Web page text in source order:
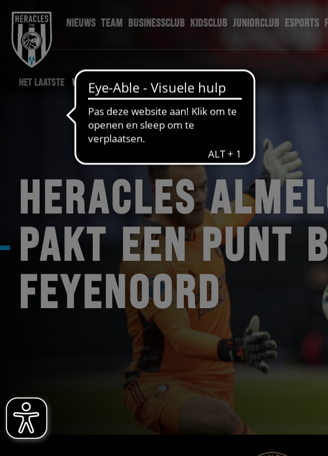
NIEUWS TEAM BUSINESSCLUB KIDSCLUB JUNIORCLUB ESPORTS
HET LAATSTE WEDSTRIJD NIEUWS
HERACLES
PAKT EEN PUNT
FEYENOORD